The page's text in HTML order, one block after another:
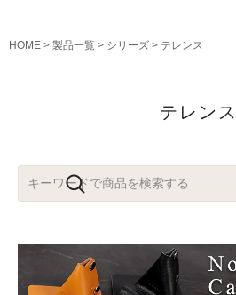
HOME 製品一覧 シリーズ テレンス
テレンス